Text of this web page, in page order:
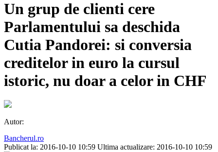
Un grup de clienti cere
Parlamentului sa deschida
Cutia Pandorei: si conversia
creditelor in euro la cursul
istoric, nu doar a celor in CHF
Autor:
Bancherul.ro
Publicat la: 2016-10-10 10:59 Ultima actualizare: 2016-10-10 10:59